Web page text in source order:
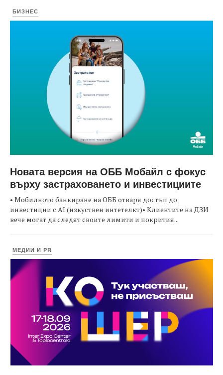
БИЗНЕС
Новата версия на ОББ Мобайл с фокус
върху застраховането и инвестициите
• Мобилното банкиране на ОББ отваря достъп до
инвестиции с AI (изкуствен интетелкт)• Клиентите на ДЗИ
вече могат да следят своите лимити и покрития...
МЕДИИ И PR